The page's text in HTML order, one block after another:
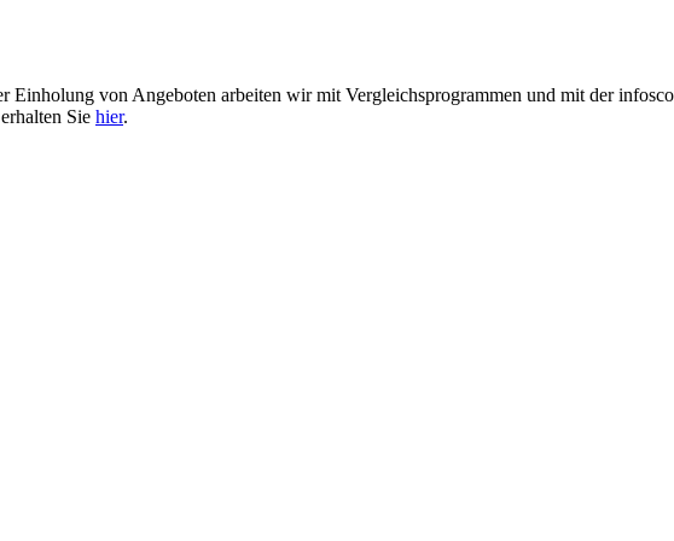
Einholung von Angeboten arbeiten wir mit Vergleichsprogrammen und mit der
Sie hier.